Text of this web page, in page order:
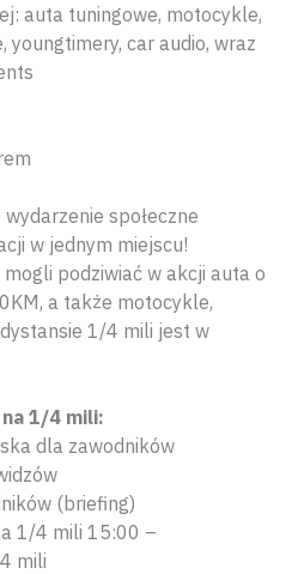
auta tuningowe, motocykle,
car audio, wraz
społeczne
w jednym miejscu!
podziwiać w akcji auta o
a także motocykle,
1/4 mili jest w
na 1/4 mili:
dla zawodników
(briefing)
1/4 mili 15:00 –
mili